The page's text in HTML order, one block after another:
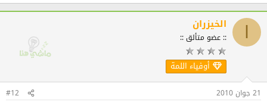
الخيزران
:: عضو متألق ::
أوفياء اللمة
21 جوان 2010 #12